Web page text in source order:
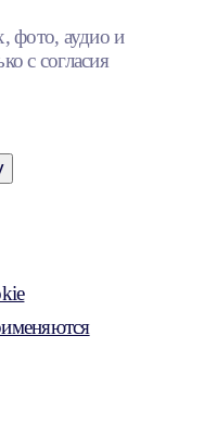
фото, аудио и
с согласия